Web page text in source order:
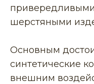
шерстяными
Основным
синтетические
внешним